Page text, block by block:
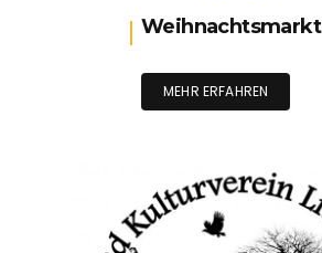
Weihnachtsmarkt
MEHR ERFAHREN